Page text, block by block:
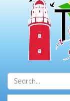
Zoeken